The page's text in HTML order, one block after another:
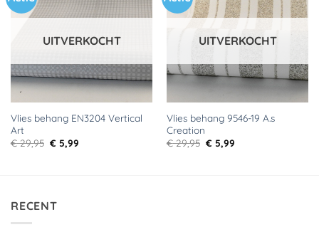
aan
verlanglijst
UITVERKOCHT
Vlies behang EN3204 Vertical
Art
€29,95 Oorspronkelijke
prijs
€ 5,99Huidige
aan
verlanglijst
UITVERKOCHT
Vlies behang 9546-19 A.s
Creation
€29,95 Oorspronkelijke
prijs
€ 5,99Huidige
RECENT